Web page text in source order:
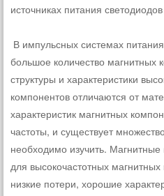
источниках питания светодиодов
В импульсных системах
большое количество магнитных
структуры и характеристики
компонентов отличаются от
характеристик магнитных
частоты, и существует
необходимо изучить.
для высокочастотных
низкие потери, хорошие